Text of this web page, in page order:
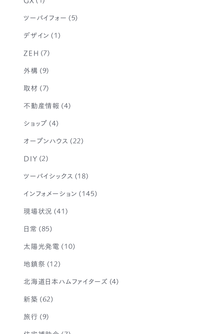
ツーバイフォー (5)
デザイン (1)
ZEH (7)
外構 (9)
取材 (7)
不動産情報 (4)
ショップ (4)
オープンハウス (22)
DIY (2)
ツーバイシックス (18)
インフォメーション (145)
現場状況 (41)
日常 (85)
太陽光発電 (10)
地鎮祭 (12)
北海道日本ハムファイターズ (4)
新築 (62)
旅行 (9)